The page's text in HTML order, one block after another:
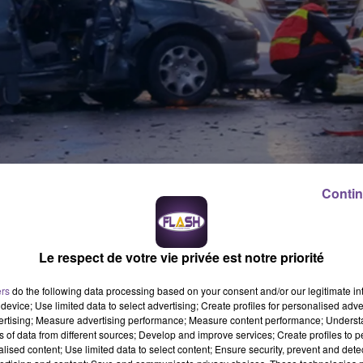
trois blessés grave hier soir aux alentours de 18h en Creuse
un couple avec un bébé de 17 mois et la conductrice
Le couple a été transporté en « urgence absolue »
» a été dirigée quand à elle vers le centre hospitalier
Le respect de votre vie privée est notre priorité
do the following data processing based on your consent and/or our legitimate
Use limited data to select advertising; Create profiles for personalised
Measure advertising performance; Measure content performance;
of data from different sources; Develop and improve services; Create profiles to
content; Use limited data to select content; Ensure security, prevent and